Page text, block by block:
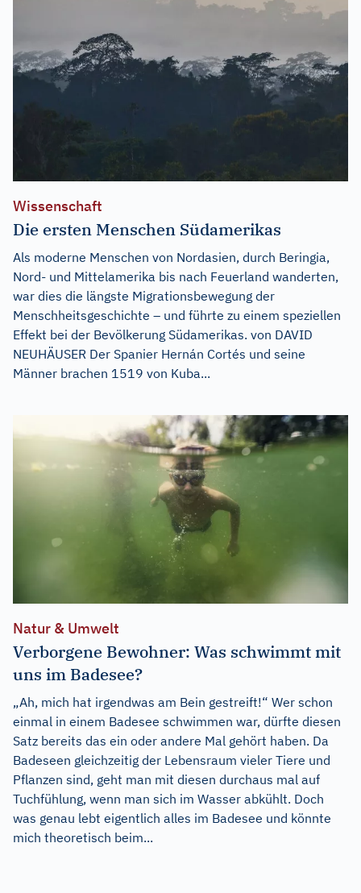
Wissenschaft
Die ersten Menschen Südamerikas
Als moderne Menschen von Nordasien, durch Beringia,
Nord- und Mittelamerika bis nach Feuerland wanderten,
war dies die längste Migrationsbewegung der
Menschheitsgeschichte – und führte zu einem speziellen
Effekt bei der Bevölkerung Südamerikas. von DAVID
NEUHÄUSER Der Spanier Hernán Cortés und seine
Männer brachen 1519 von Kuba...
Natur & Umwelt
Verborgene Bewohner: Was schwimmt mit
uns im Badesee?
„Ah, mich hat irgendwas am Bein gestreift!“ Wer schon
einmal in einem Badesee schwimmen war, dürfte diesen
Satz bereits das ein oder andere Mal gehört haben. Da
Badeseen gleichzeitig der Lebensraum vieler Tiere und
Pflanzen sind, geht man mit diesen durchaus mal auf
Tuchfühlung, wenn man sich im Wasser abkühlt. Doch
was genau lebt eigentlich alles im Badesee und könnte
mich theoretisch beim...